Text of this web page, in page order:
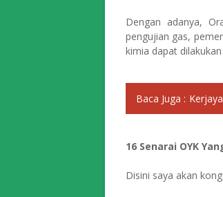
Dengan adanya,
pengujian gas,
kimia dapat
Baca Juga :
16 Senarai OYK
Disini saya akan